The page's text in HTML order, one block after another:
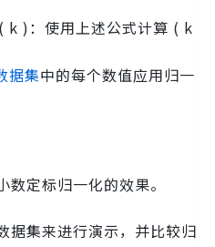
k )：使用上述公式计算 ( k
据集中的每个数值应用归一
定标归一化的效果。
据集来进行演示，并比较归